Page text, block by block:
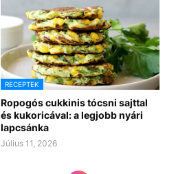
RECEPTEK
Ropogós cukkinis tócsni sajttal
és kukoricával: a legjobb nyári
lapcsánka
Július 11, 2026